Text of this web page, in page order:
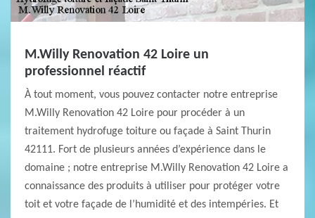
M.Willy Renovation 42 Loire un
professionnel réactif
À tout moment, vous pouvez contacter notre entreprise
M.Willy Renovation 42 Loire pour procéder à un
traitement hydrofuge toiture ou façade à Saint Thurin
42111. Fort de plusieurs années d’expérience dans le
domaine ; notre entreprise M.Willy Renovation 42 Loire a
connaissance des produits à utiliser pour protéger votre
toit et votre façade de l’humidité et des intempéries. Et